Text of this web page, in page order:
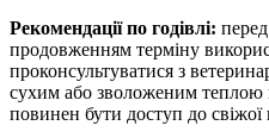
Рекомендації по годівлі:
продовженням терміну
проконсультуватися з
сухим або зволоженим
повинен бути доступ до свіжої